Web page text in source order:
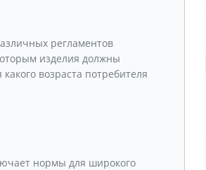
регламентов
изделия должны
возраста потребителя
нормы для широкого